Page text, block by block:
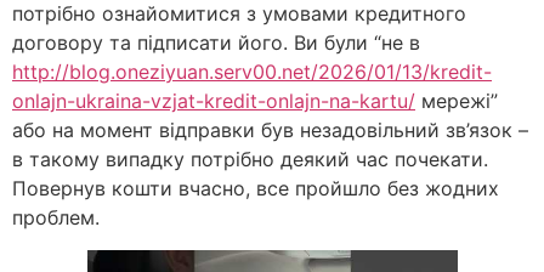
потрібно ознайомитися з умовами кредитного
договору та підписати його. Ви були “не в
http://blog.oneziyuan.serv00.net/2026/01/13/kredit-
onlajn-ukraina-vzjat-kredit-onlajn-na-kartu/ мережі”
або на момент відправки був незадовільний зв’язок –
в такому випадку потрібно деякий час почекати.
Повернув кошти вчасно, все пройшло без жодних
проблем.